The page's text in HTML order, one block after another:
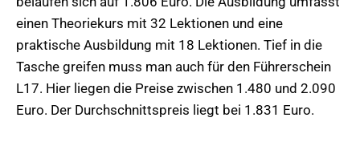
einen Theoriekurs mit 32 Lektionen und eine
praktische Ausbildung mit 18 Lektionen. Tief in die
Tasche greifen muss man auch für den Führerschein
L17. Hier liegen die Preise zwischen 1.480 und 2.090
Euro. Der Durchschnittspreis liegt bei 1.831 Euro.